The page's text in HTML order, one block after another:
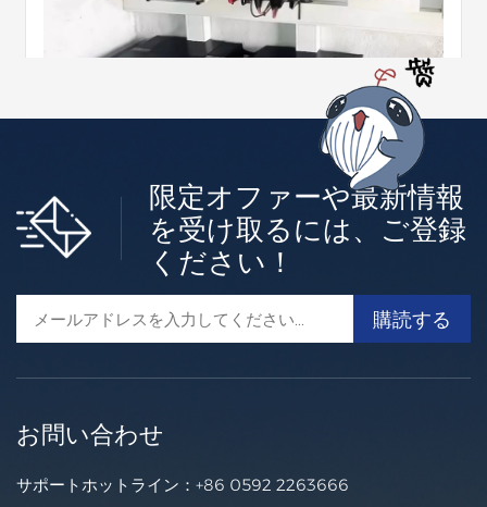
低電圧住宅用エネルギー貯蔵システム
C&D新興エネルギー 住宅用リチウムイオン電池エネルギ
ー貯蔵のための多様な選択肢を提供します。C&Dバッテリ
の太陽光発電システムを接続するか、ハイブリッドインバ
エネルギー自給自足が可能になります。
もっと +
限定オファーや最新情報
を受け取るには、ご登録
ください！
お問い合わせ
サポートホットライン： +86 0592 2263666